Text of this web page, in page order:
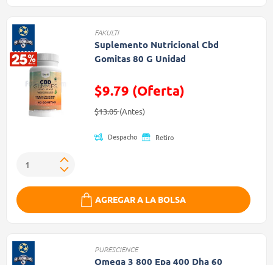
FAKULTI
Suplemento Nutricional Cbd
Gomitas 80 G Unidad
$9.79 (Oferta)
Precio reducido de
$13.05(Antes)(Oferta)
Despacho Retiro
AGREGAR A LA BOLSA
PURESCIENCE
Omega 3 800 Epa 400 Dha 60